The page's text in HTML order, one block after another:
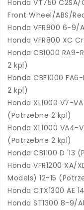
Honda VT750
Front Wheel/ABS/
Honda VFR800 6-9/
Honda VFR800 XC
Honda CB1000 RA9-
2 kpl)
Honda CBF1000
2 kpl)
Honda XL1000 V7-
(Potrzebne 2 kpl)
Honda XL1000 VA4-
(Potrzebne 2 kpl)
Honda CB1100 D '13
Honda VFR1200 XA/
Models) 12-15
Honda CTX1300 AE
Honda ST1300 8-9/